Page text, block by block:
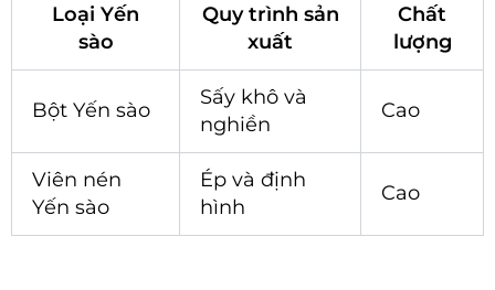
Loại Yến
sào
Quy trình sản
xuất
Chất
lượng
Bột Yến sào
Sấy khô và
nghiền
Cao
Viên nén
Yến sào
Ép và định
hình
Cao